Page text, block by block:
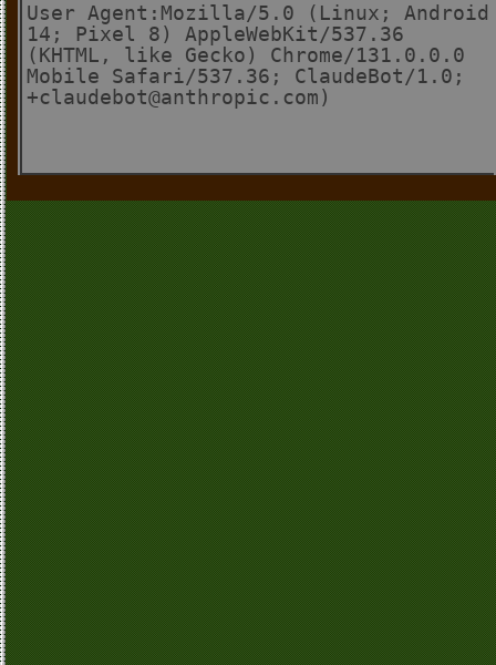
User Agent:Mozilla/5.0 (Linux; Android
14; Pixel 8) AppleWebKit/537.36
(KHTML, like Gecko) Chrome/131.0.0.0
Mobile Safari/537.36; ClaudeBot/1.0;
+claudebot@anthropic.com)